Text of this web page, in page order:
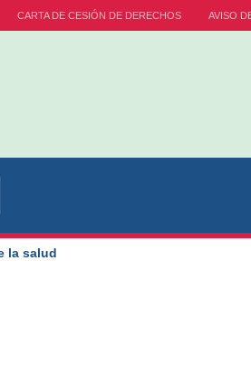
CARTA DE CESIÓN DE DERECHOS AVISO
la salud